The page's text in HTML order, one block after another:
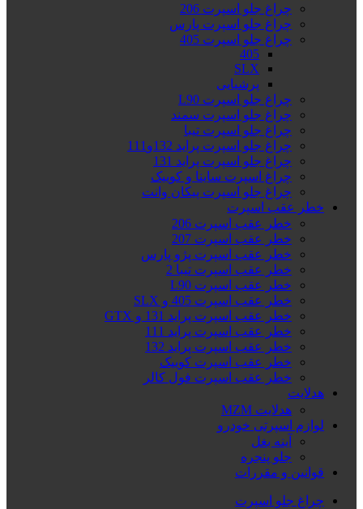
چراغ جلو اسپرت 206
چراغ جلو اسپرت پارس
چراغ جلو اسپرت 405
405
SLX
پرشیایی
چراغ جلو اسپرت L90
چراغ جلو اسپرت سمند
چراغ جلو اسپرت تیبا
چراغ جلو اسپرت پراید 132و111
چراغ جلو اسپرت پراید 131
چراغ اسپرت ساینا و کوییک
چراغ جلو اسپرت پیکان وانت
خطر عقب اسپرت
خطر عقب اسپرت 206
خطر عقب اسپرت 207
خطر عقب اسپرت پژو پارس
خطر عقب اسپرت تیبا 2
خطر عقب اسپرت L90
خطر عقب اسپرت 405 و SLX
خطر عقب اسپرت پراید 131 و GTX
خطر عقب اسپرت پراید 111
خطر عقب اسپرت پراید 132
خطر عقب اسپرت کوییک
خطر عقب اسپرت فول کالر
هدلایت
هدلایت MZM
لوازم اسپرتی خودرو
آینه بغل
جلو پنجره
قوانین و مقررات
چراغ جلو اسپرت